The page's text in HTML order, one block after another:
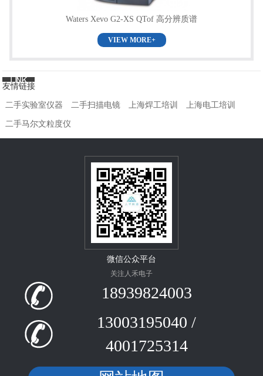
Waters Xevo G2-XS QTof 高分辨质谱
VIEW MORE+
友情链接
二手实验室仪器 二手扫描电镜 上海焊工培训 上海电工培训
二手马尔文粒度仪
微信公众平台
关注人禾电子
18939824003
13003195040 /
4001725314